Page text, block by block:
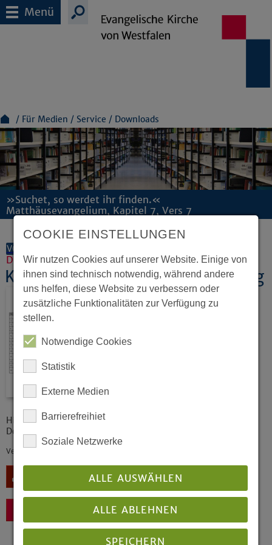
Menü
Für Medien Service Downloads
»Suchet, so werdet ihr finden.«
Matthäusevangelium, Kapitel 7, Vers 7
VORLESEN
Dokumente und Downloads
Kollektenplan 2025 - Kurzfassung
Hier gibt es den Kollektenplan für 2025 (Kurzform) als PDF-
Dokument zum Download.
Veröffentlicht: 09/2024
COOKIE EINSTELLUNGEN
Wir nutzen Cookies auf unserer Website. Einige von
ihnen sind technisch notwendig, während andere
uns helfen, diese Website zu verbessern oder
zusätzliche Funktionalitäten zur Verfügung zu
stellen.
Notwendige Cookies
Statistik
Externe Medien
Barrierefreihiet
Soziale Netzwerke
ALLE AUSWÄHLEN
ALLE ABLEHNEN
SPEICHERN